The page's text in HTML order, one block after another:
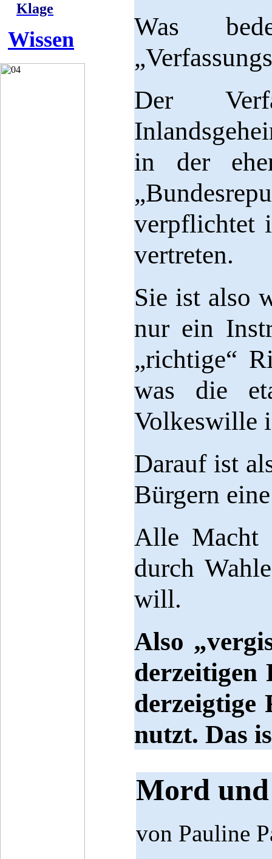
Klage
Wissen
Was
Der
in der
verpflichtet
vertreten.
Sie ist also
nur ein
„richtige“
was die
Volkeswille
Darauf ist
Bürgern
Alle Macht
durch
will.
Also
derzeitigen
derzeigtige
nutzt. Das
Mord und
von Pauline